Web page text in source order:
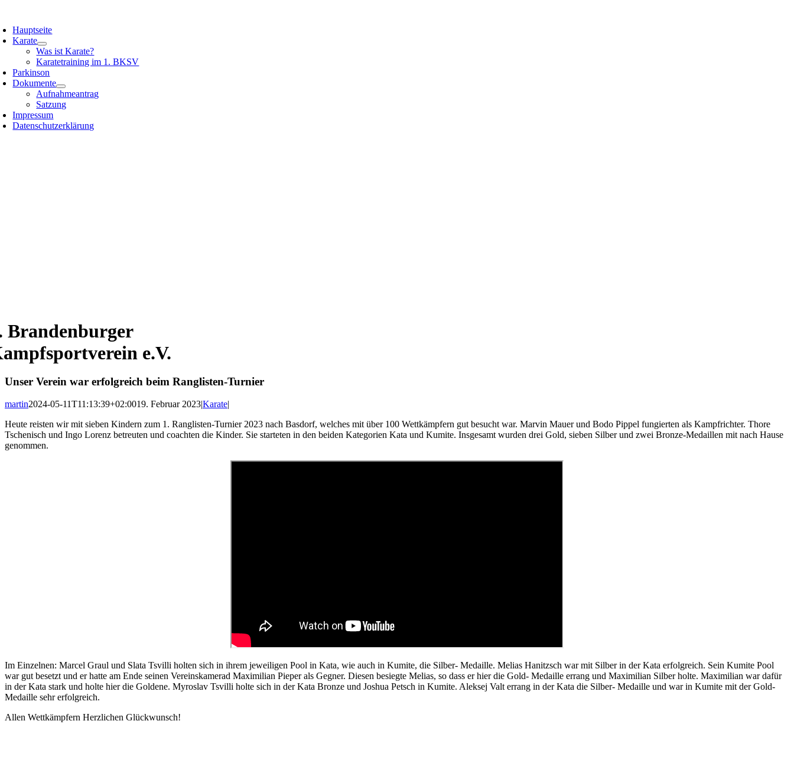
springen
Hauptseite
Karate
Was ist Karate?
Karatetraining im 1. BKSV
Parkinson
Dokumente
Aufnahmeantrag
Satzung
Impressum
Datenschutzerklärung
Brandenburger
e.V.
Unser Verein war erfolgreich beim Ranglisten-Turnier
martin2024-05-11T11:13:39+02:0019. Februar 2023|Karate|
Heute reisten wir mit sieben Kindern zum 1. Ranglisten-Turnier 2023 nach Basdorf, welches mit über 100 Wettkämpfern gut besucht war. Marvin Mauer und Bodo Pippel fungierten als Kampfrichter. Thore
Tschenisch und Ingo Lorenz betreuten und coachten die Kinder. Sie starteten in den beiden Kategorien Kata und Kumite. Insgesamt wurden drei Gold, sieben Silber und zwei Bronze-Medaillen mit nach Hause
genommen.
Im Einzelnen: Marcel Graul und Slata Tsvilli holten sich in ihrem jeweiligen Pool in Kata, wie auch in Kumite, die Silber- Medaille. Melias Hanitzsch war mit Silber in der Kata erfolgreich. Sein Kumite Pool
war gut besetzt und er hatte am Ende seinen Vereinskamerad Maximilian Pieper als Gegner. Diesen besiegte Melias, so dass er hier die Gold- Medaille errang und Maximilian Silber holte. Maximilian war dafür
in der Kata stark und holte hier die Goldene. Myroslav Tsvilli holte sich in der Kata Bronze und Joshua Petsch in Kumite. Aleksej Valt errang in der Kata die Silber- Medaille und war in Kumite mit der Gold-
Medaille sehr erfolgreich.
Allen Wettkämpfern Herzlichen Glückwunsch!